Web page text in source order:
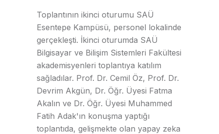
Toplantının ikinci oturumu SAÜ
Esentepe Kampüsü, personel lokalinde
gerçekleşti. İkinci oturumda SAÜ
Bilgisayar ve Bilişim Sistemleri Fakültesi
akademisyenleri toplantıya katılım
sağladılar. Prof. Dr. Cemil Öz, Prof. Dr.
Devrim Akgün, Dr. Öğr. Üyesi Fatma
Akalın ve Dr. Öğr. Üyesi Muhammed
Fatih Adak'ın konuşma yaptığı
toplantıda, gelişmekte olan yapay zeka